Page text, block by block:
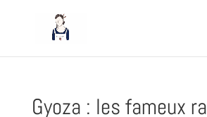
Gyoza : les fameux